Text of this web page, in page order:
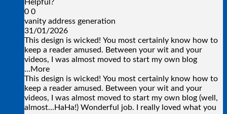
Helpful?
0 0
vanity address generation
31/01/2026
This design is wicked! You most certainly know how to
keep a reader amused. Between your wit and your
videos, I was almost moved to start my own blog
...More
This design is wicked! You most certainly know how to
keep a reader amused. Between your wit and your
videos, I was almost moved to start my own blog (well,
almost...HaHa!) Wonderful job. I really loved what you